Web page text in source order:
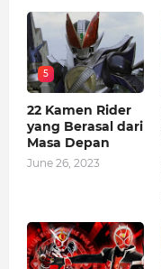
5
22 Kamen Rider
yang Berasal dari
Masa Depan
June 26, 2023